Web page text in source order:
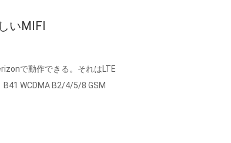
いMIFI
で動作できる。それはLTE
WCDMA B2/4/5/8 GSM